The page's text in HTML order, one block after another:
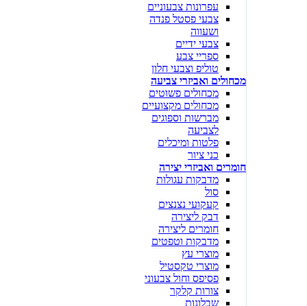
עפרונות צבעוניים
צבעי פסטל פנדה
ושעווה
צבעי ידיים
ספריי צבע
טוליפ וצבעי חלון
מכחולים ואביזרי צביעה
מכחולים פשוטים
מכחולים מקצועיים
מברשות וספוגים
לצביעה
פלטות ומיכלים
כני ציור
חומרים ואביזרי יצירה
מדבקות עגולות
סול
קעקועי נצנצים
דבק ליצירה
חומרים ליצירה
מדבקות וטפטים
מוצרי עץ
מוצרי טקסטיל
פסיפס וחול צבעוני
צורות קלקר
שבלונות